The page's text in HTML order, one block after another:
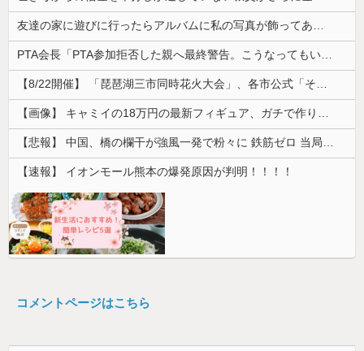
【速報】 イオンモール熊本の爆発原因が判明！！！！
コメントページはこちら